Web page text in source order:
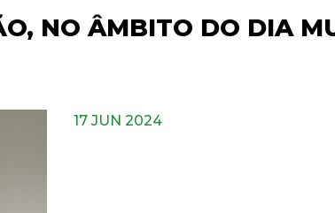
NO ÂMBITO DO DIA
17 JUN 2024